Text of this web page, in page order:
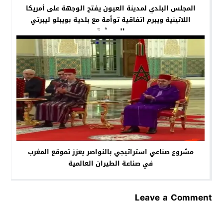
المجلس البلدي لمدينة العيون يفتح الوجهة على أمريكا
اللاتينية ويبرم اتفاقية توأمة مع بلدية بويبلو ليبرتي
البيروڤية
مشروع صناعي استراتيجي بالنواصر يعزز تموقع المغرب
في صناعة الطيران العالمية
Leave a Comment